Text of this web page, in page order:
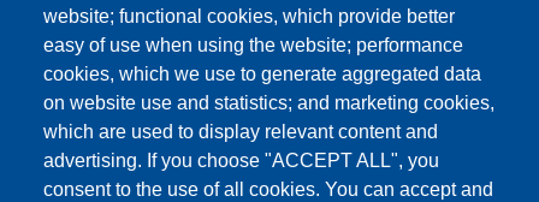
website; functional cookies, which provide better
easy of use when using the website; performance
cookies, which we use to generate aggregated data
on website use and statistics; and marketing cookies,
which are used to display relevant content and
advertising. If you choose "ACCEPT ALL", you
consent to the use of all cookies. You can accept and